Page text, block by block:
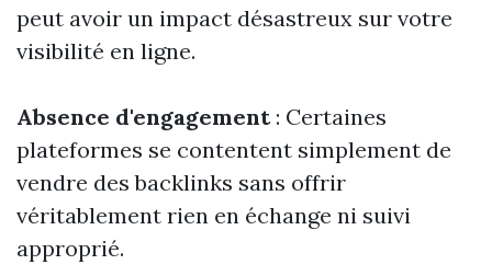
peut avoir un impact désastreux sur votre
visibilité en ligne.
Absence d'engagement: Certaines
plateformes se contentent simplement de
vendre des backlinks sans offrir
véritablement rien en échange ni suivi
approprié.